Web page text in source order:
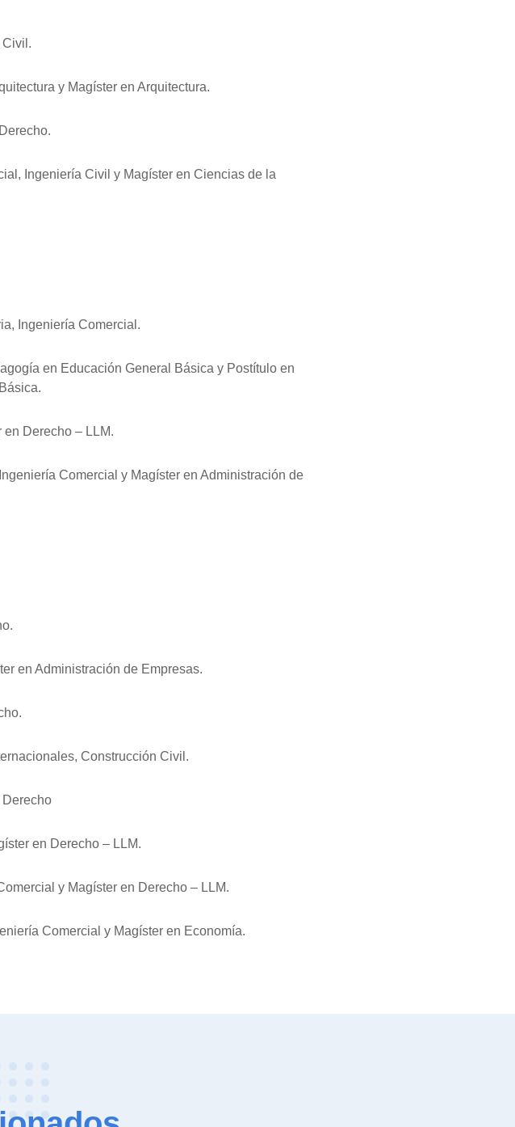
Civil.
y Magíster en Arquitectura.
Ingeniería Civil y Magíster en Ciencias de la
Ingeniería Comercial.
en Educación General Básica y Postítulo en
en Derecho – LLM.
Comercial y Magíster en Administración de
en Administración de Empresas.
Construcción Civil.
Derecho
en Derecho – LLM.
y Magíster en Derecho – LLM.
Comercial y Magíster en Economía.